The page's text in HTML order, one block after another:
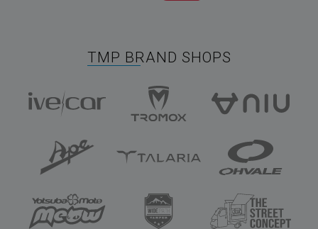
TMP BRAND SHOPS